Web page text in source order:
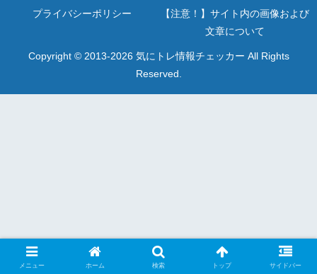
プライバシーポリシー
【注意！】サイト内の画像および
文章について
Copyright © 2013-2026 気にトレ情報チェッカー All Rights
Reserved.
メニュー ホーム 検索 トップ サイドバー